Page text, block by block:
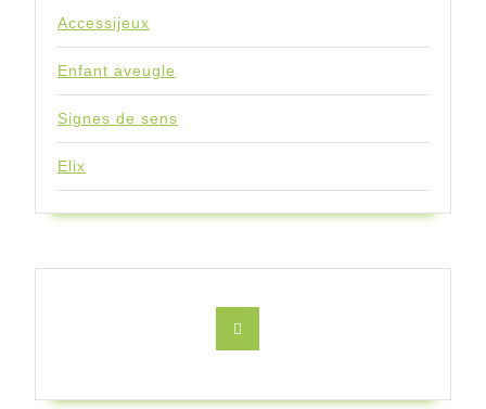
Accessijeux
Enfant aveugle
Signes de sens
Elix